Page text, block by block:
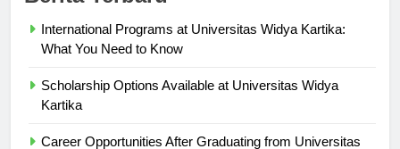
International Programs at Universitas Widya Kartika:
Scholarship Options Available at Universitas Widya